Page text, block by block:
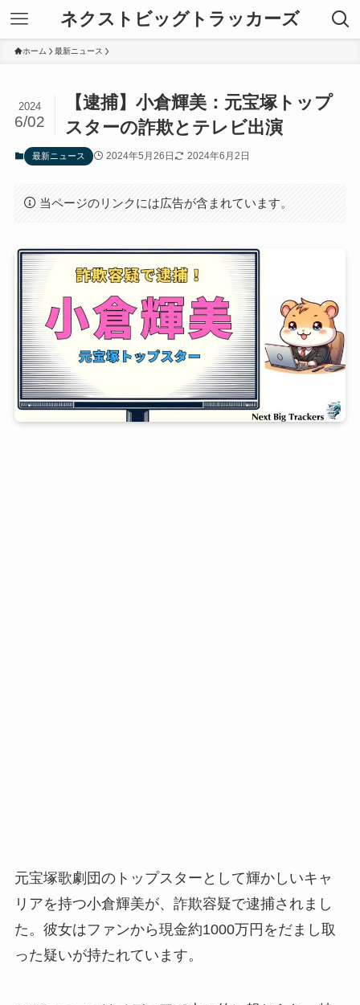
ネクストビッグトラッカーズ
ホーム 最新ニュース
【逮捕】小倉輝美：元宝塚トップ
スターの詐欺とテレビ出演
2024
6/02
最新ニュース 2024年5月26日 2024年6月2日
当ページのリンクには広告が含まれています。
元宝塚歌劇団のトップスターとして輝かしいキャ
リアを持つ小倉輝美が、詐欺容疑で逮捕されまし
た。彼女はファンから現金約1000万円をだまし取
った疑いが持たれています。